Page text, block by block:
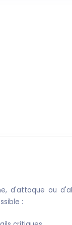
d'attaque ou
: